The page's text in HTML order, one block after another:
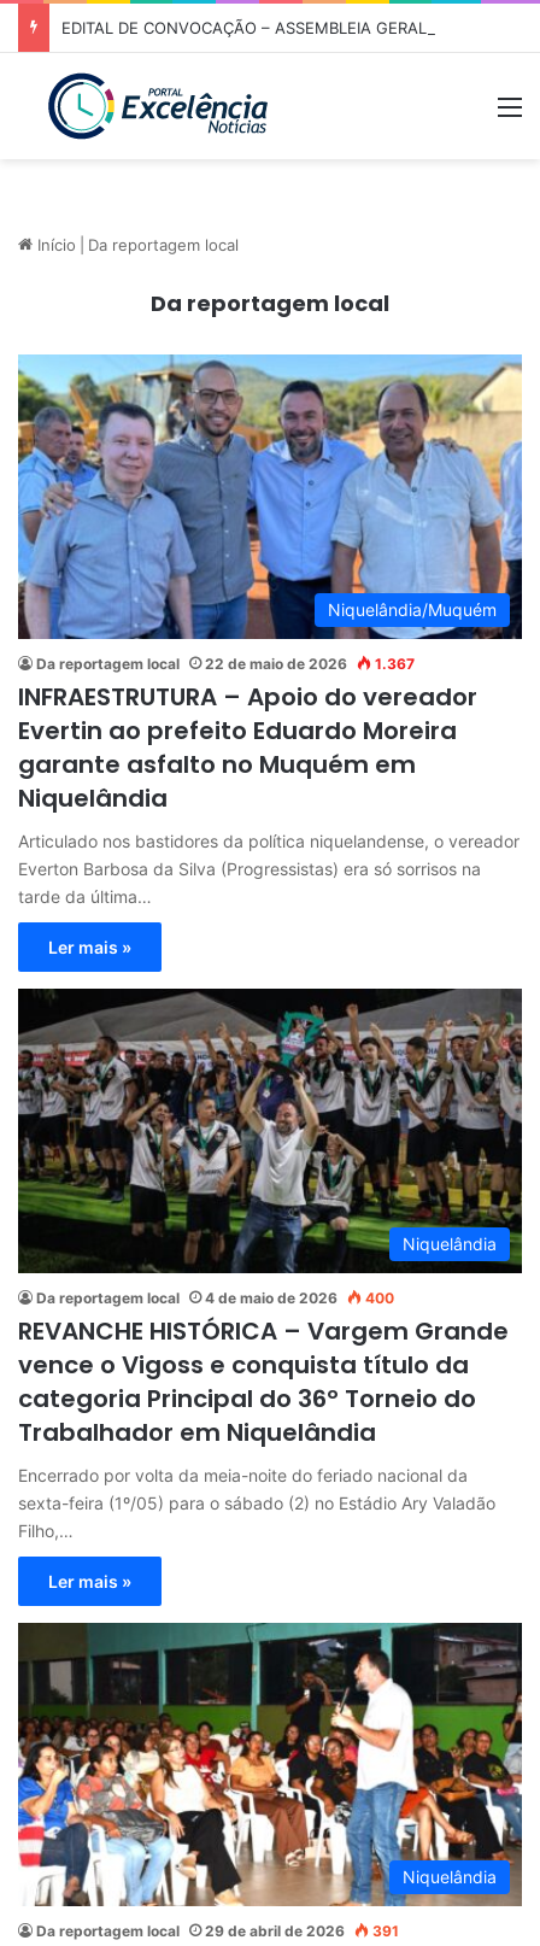
Início Da reportagem local
Da reportagem local
Niquelândia/Muquém
Da reportagem local 22 de maio de 2026 1.367
INFRAESTRUTURA – Apoio do vereador
Evertin ao prefeito Eduardo Moreira
garante asfalto no Muquém em
Niquelândia
Articulado nos bastidores da política niquelandense, o vereador
Everton Barbosa da Silva (Progressistas) era só sorrisos na
tarde da última…
Ler mais »
Niquelândia
Da reportagem local 4 de maio de 2026 400
REVANCHE HISTÓRICA – Vargem Grande
vence o Vigoss e conquista título da
categoria Principal do 36º Torneio do
Trabalhador em Niquelândia
Encerrado por volta da meia-noite do feriado nacional da
sexta-feira (1º/05) para o sábado (2) no Estádio Ary Valadão
Filho,…
Ler mais »
Niquelândia
Da reportagem local 29 de abril de 2026 391